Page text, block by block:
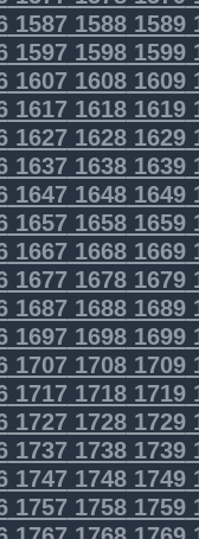
158715881589
159715981599
160716081609
161716181619
162716281629
163716381639
164716481649
165716581659
166716681669
167716781679
168716881689
169716981699
170717081709
171717181719
172717281729
173717381739
174717481749
175717581759